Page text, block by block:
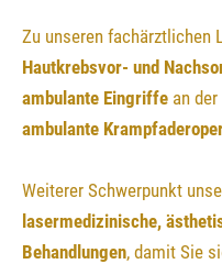
Zu unseren fachärztlichen
Hautkrebsvor- und
ambulante Eingriffean der
ambulante
Weiterer Schwerpunkt
lasermedizinische,
Behandlungen, damit Sie